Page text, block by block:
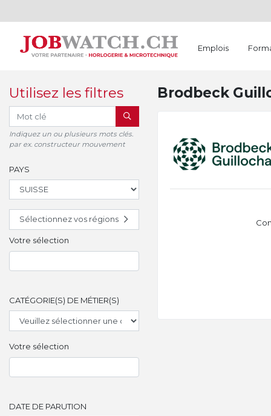
Emplois
Utilisez les filtres
RECHERCHER
Indiquez un ou plusieurs mots clés.
par ex. constructeur mouvement
PAYS
Sélectionnez vos régions
Votre sélection
CATÉGORIE(S) DE MÉTIER(S)
Votre sélection
DATE DE PARUTION
Brodbeck